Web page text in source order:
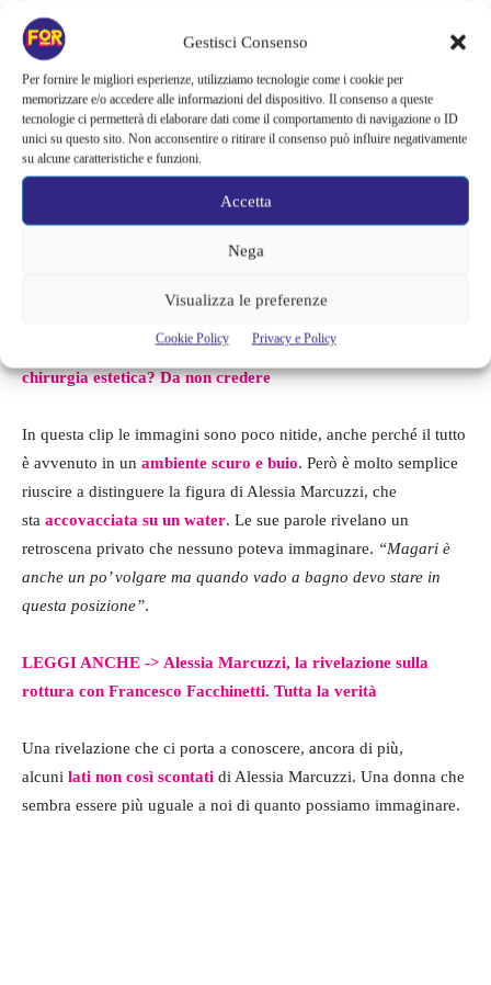
Gestisci Consenso
Per fornire le migliori esperienze, utilizziamo tecnologie come i cookie per
memorizzare e/o accedere alle informazioni del dispositivo. Il consenso a queste
tecnologie ci permetterà di elaborare dati come il comportamento di navigazione o ID
unici su questo sito. Non acconsentire o ritirare il consenso può influire negativamente
su alcune caratteristiche e funzioni.
Accetta
Nega
Visualizza le preferenze
Cookie Policy Privacy e Policy
Fai clic per accettare i cookie marketing e
abilitare questo contenuto
LEGGI ANCHE->Alessia Marcuzzi, com’era prima della
chirurgia estetica? Da non credere
In questa clip le immagini sono poco nitide, anche perché il tutto
è avvenuto in un ambiente scuro e buio. Però è molto semplice
riuscire a distinguere la figura di Alessia Marcuzzi, che
sta accovacciata su un water. Le sue parole rivelano un
retroscena privato che nessuno poteva immaginare. “Magari è
anche un po’ volgare ma quando vado a bagno devo stare in
questa posizione”.
LEGGI ANCHE -> Alessia Marcuzzi, la rivelazione sulla
rottura con Francesco Facchinetti. Tutta la verità
Una rivelazione che ci porta a conoscere, ancora di più,
alcuni lati non così scontati di Alessia Marcuzzi. Una donna che
sembra essere più uguale a noi di quanto possiamo immaginare.